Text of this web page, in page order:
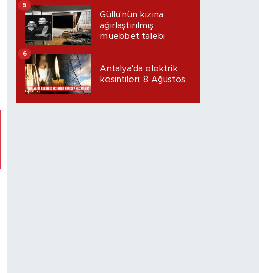
Güllü'nün kızına
ağırlaştırılmış
müebbet talebi
5
Antalya'da elektrik
kesintileri: 8 Ağustos
6